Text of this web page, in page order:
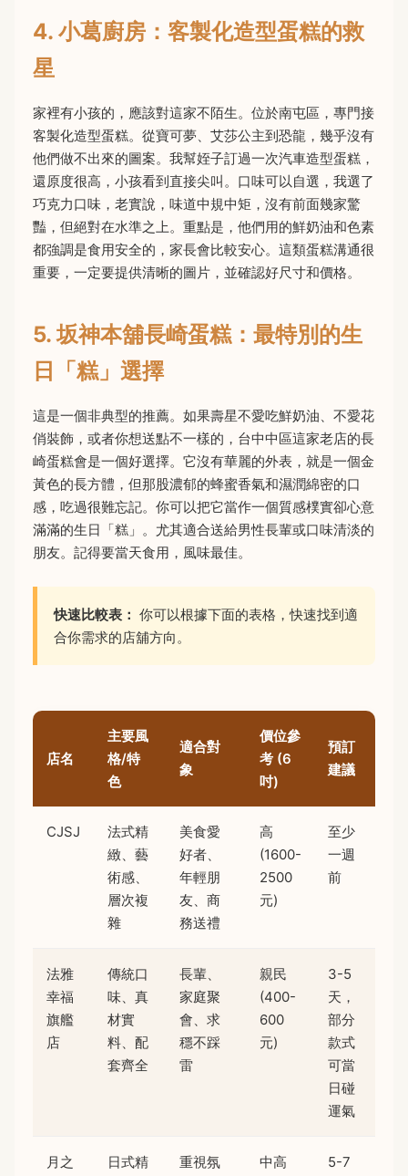
4. 小葛廚房：客製化造型蛋糕的救
星
家裡有小孩的，應該對這家不陌生。位於南屯區，專門接
客製化造型蛋糕。從寶可夢、艾莎公主到恐龍，幾乎沒有
他們做不出來的圖案。我幫姪子訂過一次汽車造型蛋糕，
還原度很高，小孩看到直接尖叫。口味可以自選，我選了
巧克力口味，老實說，味道中規中矩，沒有前面幾家驚
豔，但絕對在水準之上。重點是，他們用的鮮奶油和色素
都強調是食用安全的，家長會比較安心。這類蛋糕溝通很
重要，一定要提供清晰的圖片，並確認好尺寸和價格。
5. 坂神本舖長崎蛋糕：最特別的生
日「糕」選擇
這是一個非典型的推薦。如果壽星不愛吃鮮奶油、不愛花
俏裝飾，或者你想送點不一樣的，台中中區這家老店的長
崎蛋糕會是一個好選擇。它沒有華麗的外表，就是一個金
黃色的長方體，但那股濃郁的蜂蜜香氣和濕潤綿密的口
感，吃過很難忘記。你可以把它當作一個質感樸實卻心意
滿滿的生日「糕」。尤其適合送給男性長輩或口味清淡的
朋友。記得要當天食用，風味最佳。
快速比較表： 你可以根據下面的表格，快速找到適
合你需求的店舖方向。
店名
主要風
格/特
色
適合對
象
價位參
考 (6
吋)
預訂
建議
CJSJ
法式精
緻、藝
術感、
層次複
雜
美食愛
好者、
年輕朋
友、商
務送禮
高
(1600-
2500
元)
至少
一週
前
法雅
幸福
旗艦
店
傳統口
味、真
材實
料、配
套齊全
長輩、
家庭聚
會、求
穩不踩
雷
親民
(400-
600
元)
3-5
天，
部分
款式
可當
日碰
運氣
月之 日式精 重視氛 中高 5-7